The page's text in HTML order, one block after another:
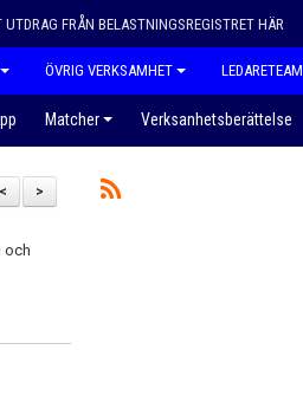
FRÅN BELASTNINGSREGISTRET HÄR
ÖVRIG VERKSAMHET LEDARETEAM
Matcher Verksanhetsberättelse
>
<
och